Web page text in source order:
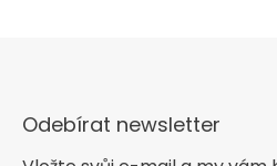
Odebírat newsletter